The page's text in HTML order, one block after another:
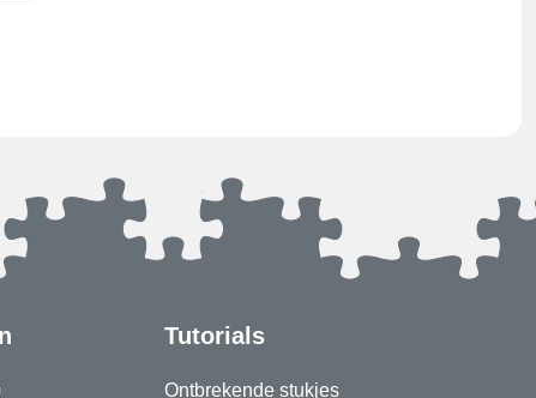
Tutorials
Ontbrekende stukjes